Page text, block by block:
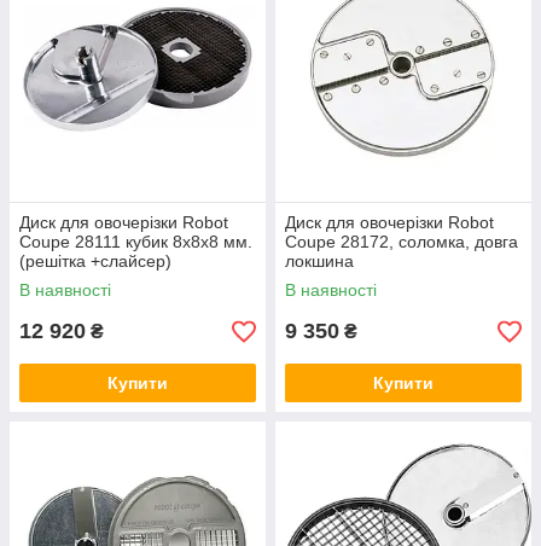
Диск для овочерізки Robot
Coupe 28111 кубик 8х8х8 мм.
(решітка +слайсер)
В наявності
12 920 ₴
Купити
Диск для овочерізки Robot
Coupe 28172, соломка, довга
локшина
В наявності
9 350 ₴
Купити